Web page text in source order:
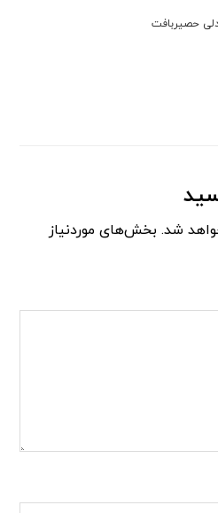
حصیربافت
شد. بخش‌های موردنیاز